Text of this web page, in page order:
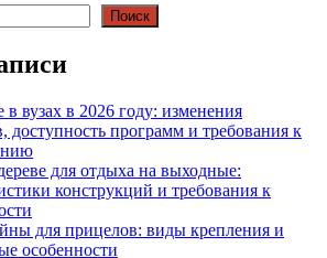
Поиск
в вузах в 2026 году: изменения
доступность программ и требования к
для отдыха на выходные:
конструкций и требования к
для прицелов: виды крепления и
особенности